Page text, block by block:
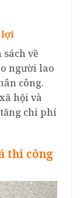
lợi
về
người lao
công.
hội và
chi phí
thi công